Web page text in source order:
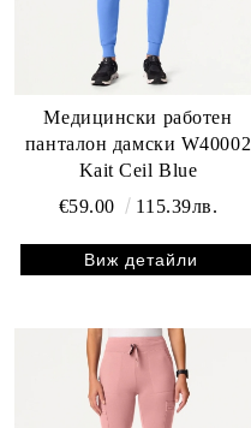
Медицински работен
панталон дамски W40002
Kait Ceil Blue
€59.00
115.39лв.
Виж детайли